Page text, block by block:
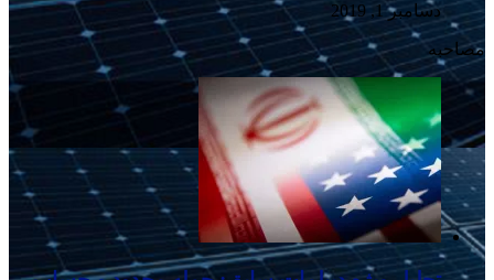
دسامبر 1, 2019
مصاحبه